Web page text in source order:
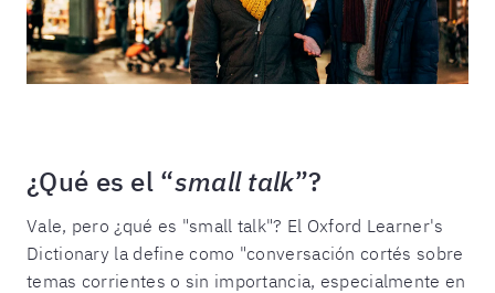
¿Qué es el “small talk”?
Vale, pero ¿qué es "small talk"? El Oxford Learner's
Dictionary la define como "conversación cortés sobre
temas corrientes o sin importancia, especialmente en